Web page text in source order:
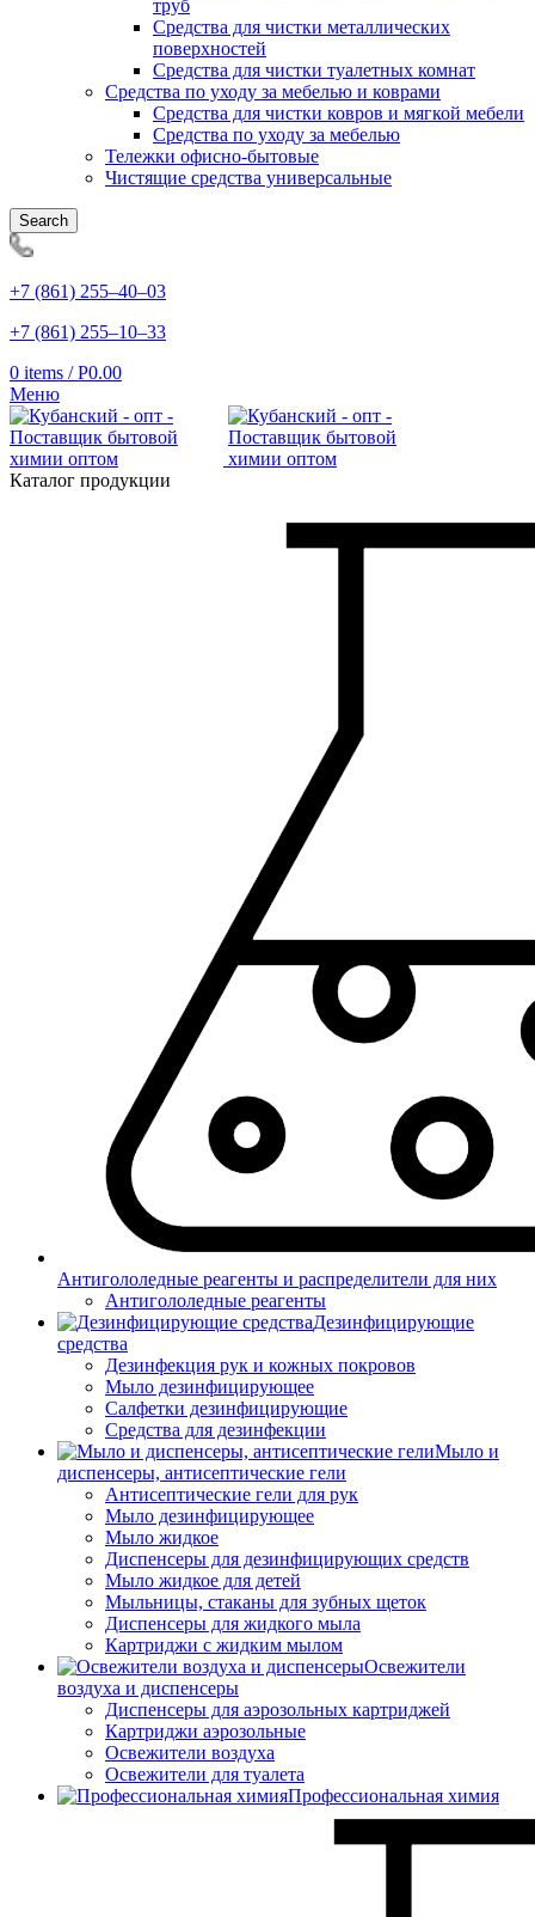
труб
Средства для чистки металлических
поверхностей
Средства для чистки туалетных комнат
Средства по уходу за мебелью и коврами
Средства для чистки ковров и мягкой мебели
Средства по уходу за мебелью
Тележки офисно-бытовые
Чистящие средства универсальные
Search
+7 (861) 255‒40‒03
+7 (861) 255‒10‒33
0 items / Р0.00
Меню
Каталог продукции
Антигололедные реагенты и распределители для них
Антигололедные реагенты
Дезинфицирующие
средства
Дезинфекция рук и кожных покровов
Мыло дезинфицирующее
Салфетки дезинфицирующие
Средства для дезинфекции
Мыло и
диспенсеры, антисептические гели
Антисептические гели для рук
Мыло дезинфицирующее
Мыло жидкое
Диспенсеры для дезинфицирующих средств
Мыло жидкое для детей
Мыльницы, стаканы для зубных щеток
Диспенсеры для жидкого мыла
Картриджи с жидким мылом
Освежители
воздуха и диспенсеры
Диспенсеры для аэрозольных картриджей
Картриджи аэрозольные
Освежители воздуха
Освежители для туалета
Профессиональная химия